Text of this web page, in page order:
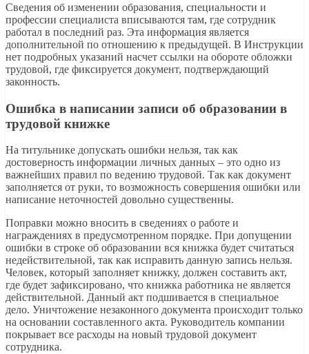
Сведения об изменении образования, специальности и
профессии специалиста вписываются там, где сотрудник
работал в последний раз. Эта информация является
дополнительной по отношению к предыдущей. В Инструкции
нет подробных указаний насчет ссылки на обороте обложки
трудовой, где фиксируется документ, подтверждающий
законность.
Ошибка в написании записи об образовании в
трудовой книжке
На титульнике допускать ошибки нельзя, так как
достоверность информации личных данных – это одно из
важнейших правил по ведению трудовой. Так как документ
заполняется от руки, то возможность совершения ошибки или
написание неточностей довольно существенны.
Поправки можно вносить в сведениях о работе и
награждениях в предусмотренном порядке. При допущении
ошибки в строке об образовании вся книжка будет считаться
недействительной, так как исправить данную запись нельзя.
Человек, который заполняет книжку, должен составить акт,
где будет зафиксировано, что книжка работника не является
действительной. Данный акт подшивается в специальное
дело. Уничтожение незаконного документа происходит только
на основании составленного акта. Руководитель компании
покрывает все расходы на новый трудовой документ
сотрудника.